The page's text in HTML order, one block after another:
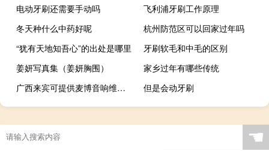
电动牙刷还需要手动吗
飞利浦牙刷工作原理
冬天种什么中药好呢
杭州防范区可以回家过年吗
“犹有天地知吾心”的出处是哪里
牙刷软毛和中毛的区别
姜妍写真集（姜妍胸围）
家乡过年有哪些传统
广西来宾可提供麦博音响维修服务地址在哪
但是会动牙刷
☚